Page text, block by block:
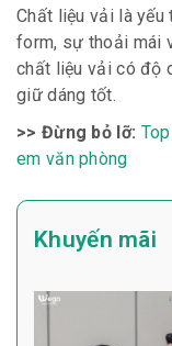
Chất liệu vải là
form, sự thoải mái
chất liệu vải có độ
giữ dáng tốt.
>> Đừng bỏ lỡ:
em văn phòng
Khuyến mãi